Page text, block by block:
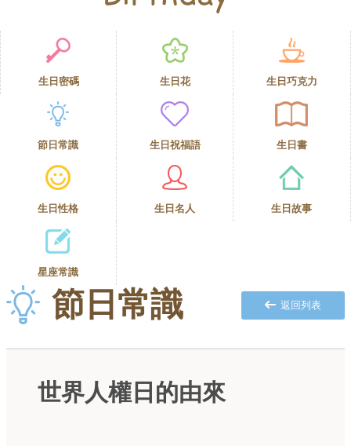
生日密碼 生日花 生日巧克力
節日常識 生日祝福語 生日書
生日性格 生日名人 生日故事
星座常識
節日常識 返回列表
世界人權日的由來